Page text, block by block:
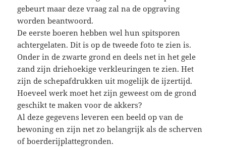
gebeurt maar deze vraag zal na de opgraving
worden beantwoord.
De eerste boeren hebben wel hun spitsporen
achtergelaten. Dit is op de tweede foto te zien is.
Onder in de zwarte grond en deels net in het gele
zand zijn driehoekige verkleuringen te zien. Het
zijn de schepafdrukken uit mogelijk de ijzertijd.
Hoeveel werk moet het zijn geweest om de grond
geschikt te maken voor de akkers?
Al deze gegevens leveren een beeld op van de
bewoning en zijn net zo belangrijk als de scherven
of boerderijplattegronden.